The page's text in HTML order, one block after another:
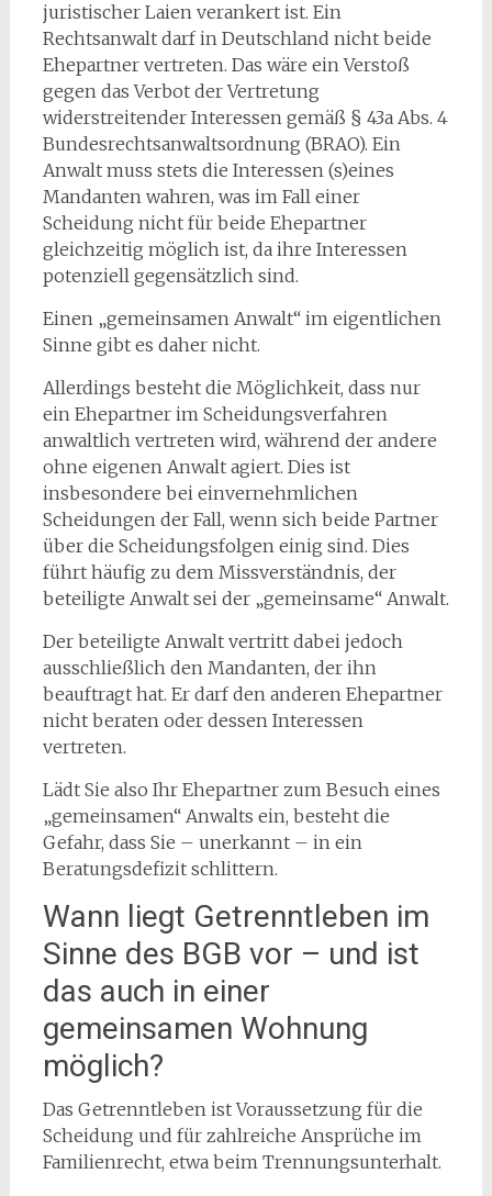
juristischer Laien verankert ist. Ein
Rechtsanwalt darf in Deutschland nicht beide
Ehepartner vertreten. Das wäre ein Verstoß
gegen das Verbot der Vertretung
widerstreitender Interessen gemäß § 43a Abs. 4
Bundesrechtsanwaltsordnung (BRAO). Ein
Anwalt muss stets die Interessen (s)eines
Mandanten wahren, was im Fall einer
Scheidung nicht für beide Ehepartner
gleichzeitig möglich ist, da ihre Interessen
potenziell gegensätzlich sind.
Einen „gemeinsamen Anwalt“ im eigentlichen
Sinne gibt es daher nicht.
Allerdings besteht die Möglichkeit, dass nur
ein Ehepartner im Scheidungsverfahren
anwaltlich vertreten wird, während der andere
ohne eigenen Anwalt agiert. Dies ist
insbesondere bei einvernehmlichen
Scheidungen der Fall, wenn sich beide Partner
über die Scheidungsfolgen einig sind. Dies
führt häufig zu dem Missverständnis, der
beteiligte Anwalt sei der „gemeinsame“ Anwalt.
Der beteiligte Anwalt vertritt dabei jedoch
ausschließlich den Mandanten, der ihn
beauftragt hat. Er darf den anderen Ehepartner
nicht beraten oder dessen Interessen
vertreten.
Lädt Sie also Ihr Ehepartner zum Besuch eines
„gemeinsamen“ Anwalts ein, besteht die
Gefahr, dass Sie – unerkannt – in ein
Beratungsdefizit schlittern.
Wann liegt Getrenntleben im
Sinne des BGB vor – und ist
das auch in einer
gemeinsamen Wohnung
möglich?
Das Getrenntleben ist Voraussetzung für die
Scheidung und für zahlreiche Ansprüche im
Familienrecht, etwa beim Trennungsunterhalt.